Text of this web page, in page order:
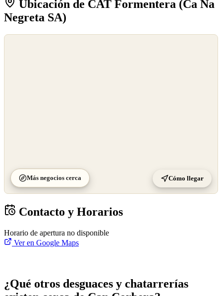
Ubicación de CAT Formentera (Ca Na
Negreta SA)
Más negocios cerca Cómo llegar
Contacto y Horarios
Horario de apertura no disponible
Ver en Google Maps
¿Qué otros desguaces y chatarrerías